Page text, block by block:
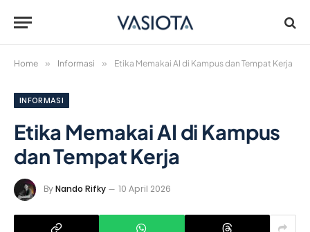
Home » Informasi » Etika Memakai AI di Kampus dan Tempat Kerja
INFORMASI
Etika Memakai AI di Kampus
dan Tempat Kerja
ByNando Rifky 10 April 2026